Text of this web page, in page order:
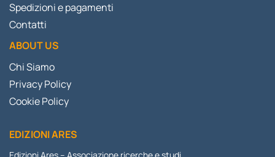
Spedizioni e pagamenti
Contatti
ABOUT US
Chi Siamo
Privacy Policy
Cookie Policy
EDIZIONI ARES